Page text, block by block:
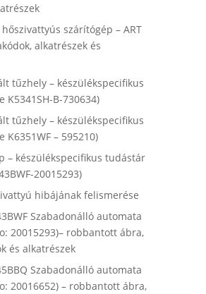
szárítógép – ART
alkatrészek és
tűzhely – készülékspecifikus
K5341SH-B-730634)
tűzhely – készülékspecifikus
– 595210)
– készülékspecifikus tudástár
20015293)
hibájának felismerése
Szabadonálló automata
20015293)– robbantott ábra,
és alkatrészek
Szabadonálló automata
20016652) – robbantott ábra,